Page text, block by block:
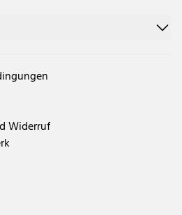
Widerruf